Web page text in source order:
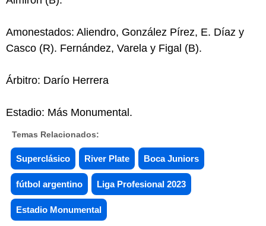
Amonestados: Aliendro, González Pírez, E. Díaz y
Casco (R). Fernández, Varela y Figal (B).
Árbitro: Darío Herrera
Estadio: Más Monumental.
Temas Relacionados:
Superclásico River Plate Boca Juniors
fútbol argentino Liga Profesional 2023
Estadio Monumental